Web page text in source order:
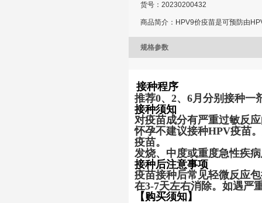
货号：20230200432
商品简介：HPV9价疫苗是可预防由
规格参数
接种程序
推荐0、2、 6月分别接种一
接种须知
对疫苗成分有严重过敏反
怀孕不建议接种HPV疫苗
疫苗。
发烧、中度或重度急性疾
接种后注意事项
疫苗接种后常见轻微反应
在3-7天左右消除。如遇严
【购买须知】